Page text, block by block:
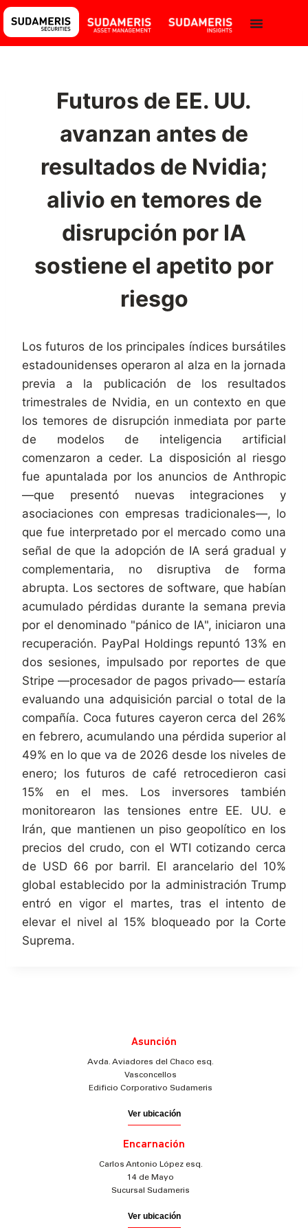
Futuros de EE. UU.
avanzan antes de
resultados de Nvidia;
alivio en temores de
disrupción por IA
sostiene el apetito por
riesgo
Los futuros de los principales índices bursátiles
estadounidenses operaron al alza en la jornada
previa a la publicación de los resultados
trimestrales de Nvidia, en un contexto en que
los temores de disrupción inmediata por parte
de modelos de inteligencia artificial
comenzaron a ceder. La disposición al riesgo
fue apuntalada por los anuncios de Anthropic
—que presentó nuevas integraciones y
asociaciones con empresas tradicionales—, lo
que fue interpretado por el mercado como una
señal de que la adopción de IA será gradual y
complementaria, no disruptiva de forma
abrupta. Los sectores de software, que habían
acumulado pérdidas durante la semana previa
por el denominado "pánico de IA", iniciaron una
recuperación. PayPal Holdings repuntó 13% en
dos sesiones, impulsado por reportes de que
Stripe —procesador de pagos privado— estaría
evaluando una adquisición parcial o total de la
compañía. Coca futures cayeron cerca del 26%
en febrero, acumulando una pérdida superior al
49% en lo que va de 2026 desde los niveles de
enero; los futuros de café retrocedieron casi
15% en el mes. Los inversores también
monitorearon las tensiones entre EE. UU. e
Irán, que mantienen un piso geopolítico en los
precios del crudo, con el WTI cotizando cerca
de USD 66 por barril. El arancelario del 10%
global establecido por la administración Trump
entró en vigor el martes, tras el intento de
elevar el nivel al 15% bloqueado por la Corte
Suprema.
Asunción
Avda. Aviadores del Chaco esq.
Vasconcellos
Edificio Corporativo Sudameris
Ver ubicación
Encarnación
Carlos Antonio López esq.
14 de Mayo
Sucursal Sudameris
Ver ubicación